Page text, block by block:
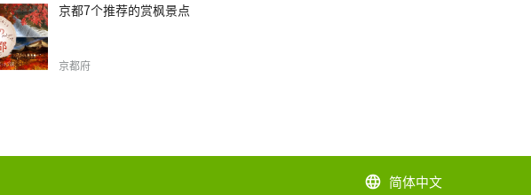
京都7个推荐的赏枫景点
京都府
language 简体中文